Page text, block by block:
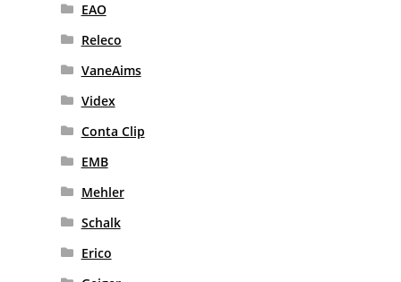
EAO
Releco
VaneAims
Videx
Conta Clip
EMB
Mehler
Schalk
Erico